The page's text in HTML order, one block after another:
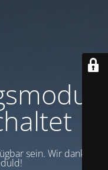
sein. Wir danken